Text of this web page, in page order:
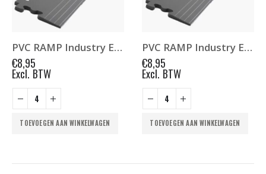
PVC RAMP Industry ECO Black
€8,95
Excl. BTW
TOEVOEGEN AAN WINKELWAGEN
PVC RAMP Industry ECO Grey
€8,95
Excl. BTW
TOEVOEGEN AAN WINKELWAGEN